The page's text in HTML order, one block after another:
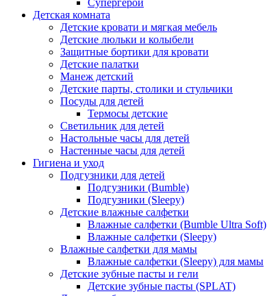
Супергерои
Детская комната
Детские кровати и мягкая мебель
Детские люльки и колыбели
Защитные бортики для кровати
Детские палатки
Манеж детский
Детские парты, столики и стульчики
Посуды для детей
Термосы детские
Светильник для детей
Настольные часы для детей
Настенные часы для детей
Гигиена и уход
Подгузники для детей
Подгузники (Bumble)
Подгузники (Sleepy)
Детские влажные салфетки
Влажные салфетки (Bumble Ultra Soft)
Влажные салфетки (Sleepy)
Влажные салфетки для мамы
Влажные салфетки (Sleepy) для мамы
Детские зубные пасты и гели
Детские зубные пасты (SPLAT)